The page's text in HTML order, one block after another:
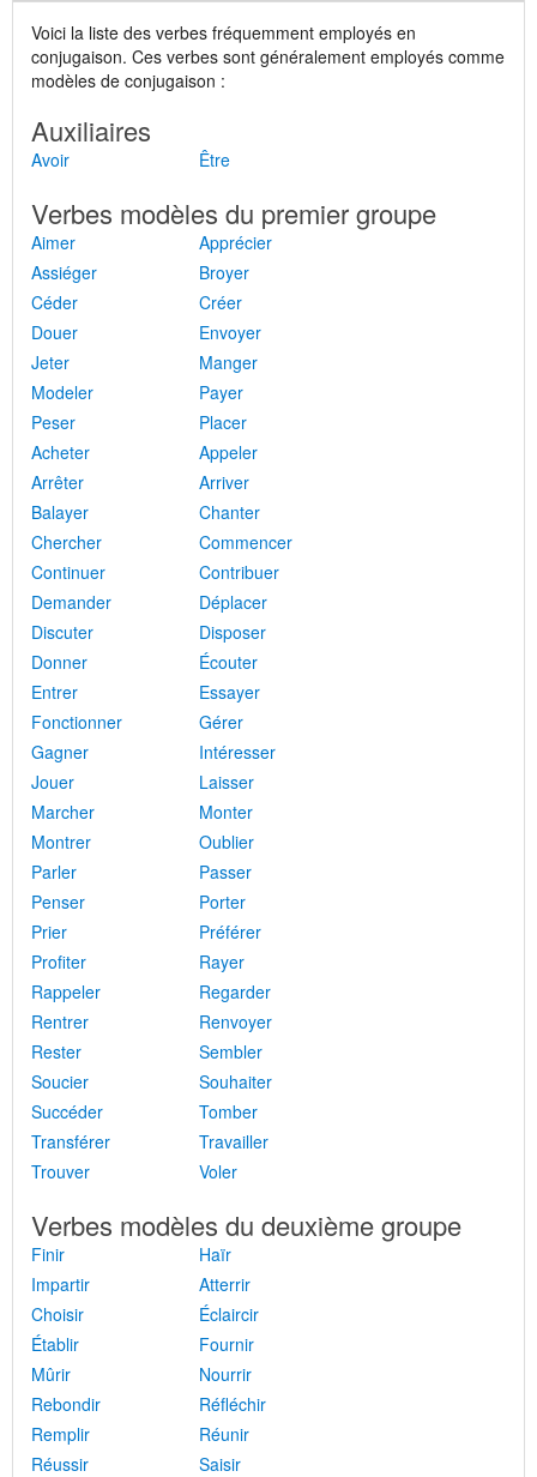
Voici la liste des verbes fréquemment employés en
conjugaison. Ces verbes sont généralement employés comme
modèles de conjugaison :
Auxiliaires
Avoir Être
Verbes modèles du premier groupe
Aimer
Apprécier
Assiéger
Broyer
Céder
Créer
Douer
Envoyer
Jeter
Manger
Modeler
Payer
Peser
Placer
Acheter
Appeler
Arrêter
Arriver
Balayer
Chanter
Chercher
Commencer
Continuer
Contribuer
Demander
Déplacer
Discuter
Disposer
Donner
Écouter
Entrer
Essayer
Fonctionner
Gérer
Gagner
Intéresser
Jouer
Laisser
Marcher
Monter
Montrer
Oublier
Parler
Passer
Penser
Porter
Prier
Préférer
Profiter
Rayer
Rappeler
Regarder
Rentrer
Renvoyer
Rester
Sembler
Soucier
Souhaiter
Succéder
Tomber
Transférer
Travailler
Trouver
Voler
Verbes modèles du deuxième groupe
Finir
Haïr
Impartir
Atterrir
Choisir
Éclaircir
Établir
Fournir
Mûrir
Nourrir
Rebondir
Réfléchir
Remplir
Réunir
Réussir
Saisir